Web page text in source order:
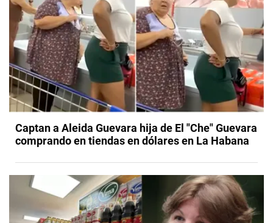
Captan a Aleida Guevara hija de El "Che" Guevara
comprando en tiendas en dólares en La Habana